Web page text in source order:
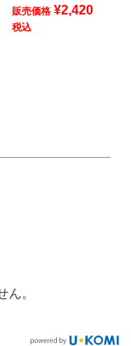
販売価格 ¥2,420
税込
ん。